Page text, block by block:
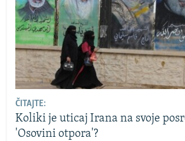
ČITAJTE:
Koliki je uticaj Irana na svoje
'Osovini otpora'?